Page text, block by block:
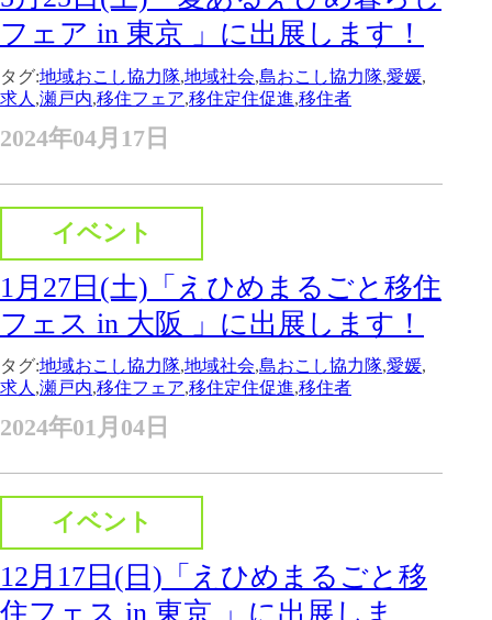
フェア in 東京 」に出展します！
タグ:地域おこし協力隊,地域社会,島おこし協力隊,愛媛,
求人 ,瀬戸内,移住フェア,移住定住促進,移住者
2024年04月17日
イベント
1月27日(土)「えひめまるごと移住
フェス in 大阪 」に出展します！
タグ:地域おこし協力隊,地域社会,島おこし協力隊,愛媛,
求人 ,瀬戸内,移住フェア,移住定住促進,移住者
2024年01月04日
イベント
12月17日(日)「えひめまるごと移
住フェス in 東京 」に出展しま